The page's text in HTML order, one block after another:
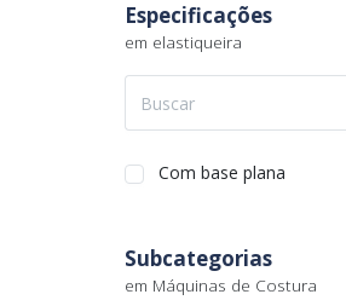
Goiás
Maranhão
Mato Grosso
Mato Grosso do Sul
Pará
Pernambuco
Piauí
Subcategorias
em Máquinas de Costura
Especificações
em elastiqueira
Com base plana